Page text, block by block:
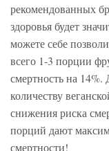
рекомендованных
здоровья будет
можете себе
всего 1-3 порции
смертность на 14%.
количеству
снижения риска
порций дают
смертности!